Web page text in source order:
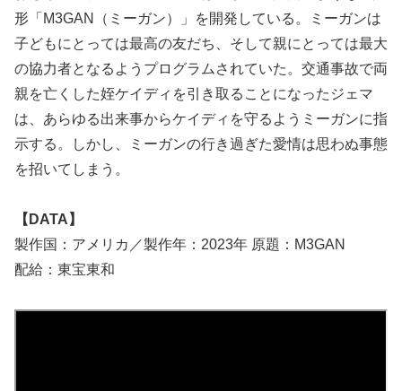
形「M3GAN（ミーガン）」を開発している。ミーガンは
⼦どもにとっては最⾼の友だち、そして親にとっては最⼤
の協⼒者となるようプログラムされていた。交通事故で両
親を亡くした姪ケイディを引き取ることになったジェマ
は、あらゆる出来事からケイディを守るようミーガンに指
⽰する。しかし、ミーガンの⾏き過ぎた愛情は思わぬ事態
を招いてしまう。
【DATA】
製作国：アメリカ／製作年：2023年 原題：M3GAN
配給：東宝東和